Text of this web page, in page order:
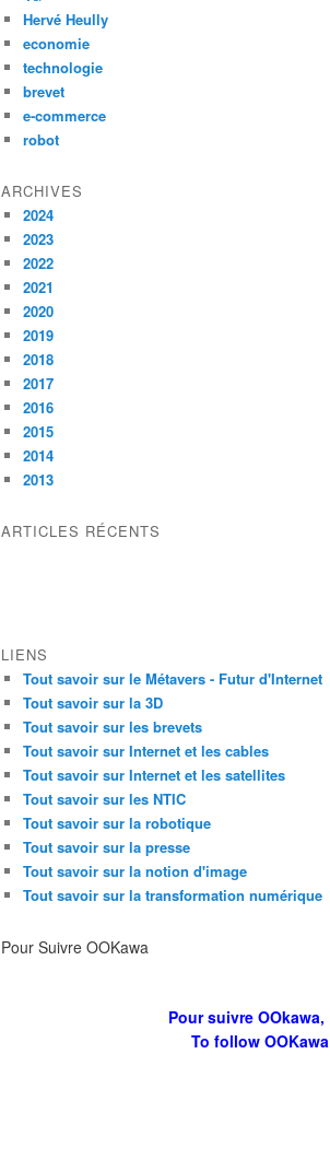
Hervé Heully
economie
technologie
brevet
e-commerce
robot
ARCHIVES
2024
2023
2022
2021
2020
2019
2018
2017
2016
2015
2014
2013
ARTICLES RÉCENTS
LIENS
Tout savoir sur le Métavers - Futur d'Internet
Tout savoir sur la 3D
Tout savoir sur les brevets
Tout savoir sur Internet et les cables
Tout savoir sur Internet et les satellites
Tout savoir sur les NTIC
Tout savoir sur la robotique
Tout savoir sur la presse
Tout savoir sur la notion d'image
Tout savoir sur la transformation numérique
Pour Suivre OOKawa
Pour suivre OOkawa,
To follow OOKawa